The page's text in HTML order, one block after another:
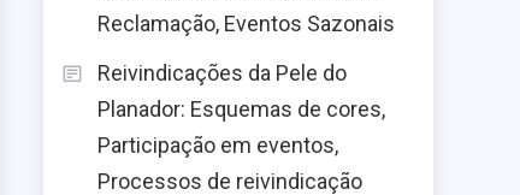
Reclamação, Eventos Sazonais
Reivindicações da Pele do
Planador: Esquemas de cores,
Participação em eventos,
Processos de reivindicação